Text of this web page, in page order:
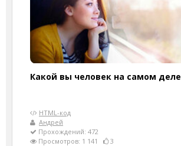
Какой вы человек на самом деле
HTML-код
Андрей
Прохождений: 472
Просмотров: 1 141
3